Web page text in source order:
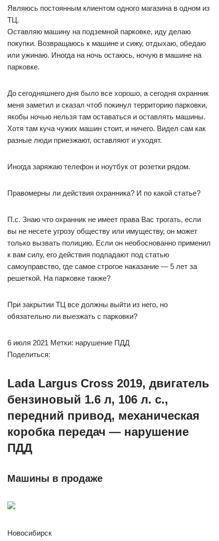
Являюсь постоянным клиентом одного магазина в одном из
ТЦ.
Оставляю машину на подземной парковке, иду делаю
покупки. Возвращаюсь к машине и сижу, отдыхаю, обедаю
или ужинаю. Иногда на ночь остаюсь, ночую в машине на
парковке.
До сегодняшнего дня было все хорошо, а сегодня охранник
меня заметил и сказал чтоб покинул территорию парковки,
якобы ночью нельзя там оставаться и оставлять машины.
Хотя там куча чужих машин стоит, и ничего. Видел сам как
разные люди приезжают, оставляют и уходят.
Иногда заряжаю телефон и ноутбук от розетки рядом.
Правомерны ли действия охранника? И по какой статье?
П.с. Знаю что охранник не имеет права Вас трогать, если
вы не несете угрозу обществу или имуществу, он может
только вызвать полицию. Если он необоснованно применил
к вам силу, его действия подпадают под статью
самоуправство, где самое строгое наказание — 5 лет за
решеткой. На парковке также?
При закрытии ТЦ все должны выйти из него, но
обязательно ли выезжать с парковки?
6 июля 2021 Метки: нарушение ПДД
Поделиться:
Lada Largus Cross 2019, двигатель
бензиновый 1.6 л, 106 л. с.,
передний привод, механическая
коробка передач — нарушение
ПДД
Машины в продаже
Новосибирск